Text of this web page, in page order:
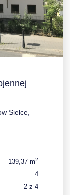
Sielce,
139,37 m2
4
2 z 4